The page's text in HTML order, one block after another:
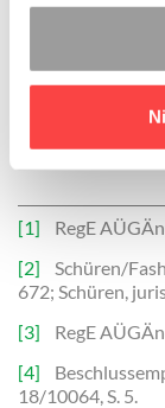
sicher,
[1] RegE
[2] Schüren/
672; Schüren,
[3] RegE
[4]
18/10064, S. 5.